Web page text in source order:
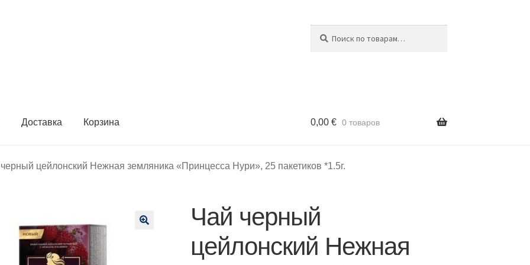
Доставка Корзина 0,00 € 0 товаров
цейлонский Нежная земляника «Принцесса Нури», 25 пакетиков *1.5г.
Чай черный
цейлонский Нежная